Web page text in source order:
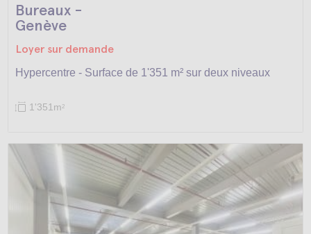
Bureaux -
Genève
Loyer sur demande
Hypercentre - Surface de 1'351 m² sur deux niveaux
1'351m2